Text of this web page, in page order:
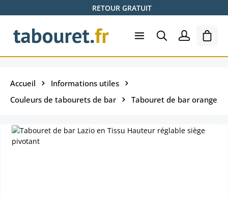
Passer au contenu principalRETOUR GRATUIT
Le
Accueil
Informations utiles
Couleurs de tabourets de bar
Tabouret de bar orange